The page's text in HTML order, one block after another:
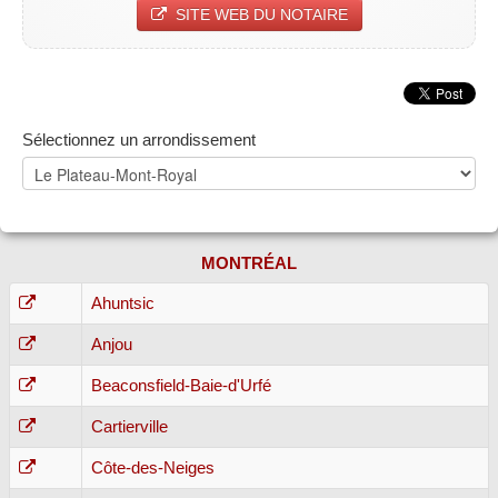
SITE WEB DU NOTAIRE
Sélectionnez un arrondissement
MONTRÉAL
Ahuntsic
Anjou
Beaconsfield-Baie-d'Urfé
Cartierville
Côte-des-Neiges